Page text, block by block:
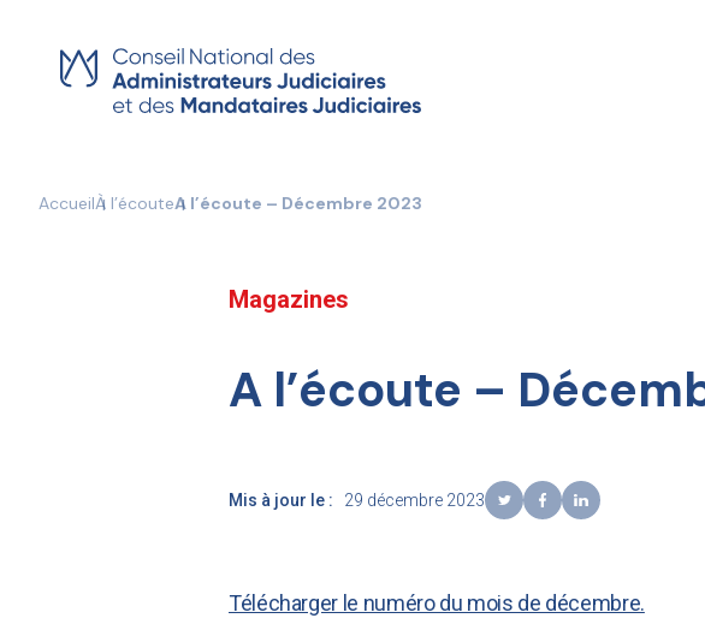
content
AccueilÀ l’écouteA l’écoute – Décembre 2023
Magazines
A l’écoute –
Mis à jour le : 29 décembre 2023
Télécharger le numéro du mois de décembre.